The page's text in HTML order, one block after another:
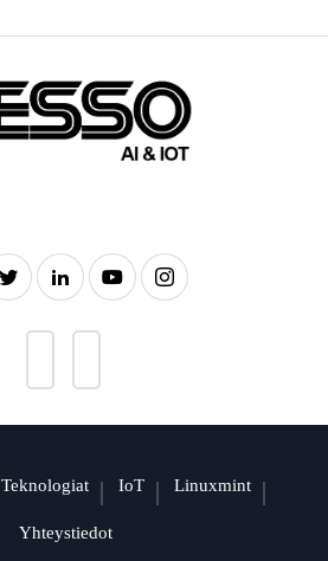
Teknologiat IoT Linuxmint
Yhteystiedot